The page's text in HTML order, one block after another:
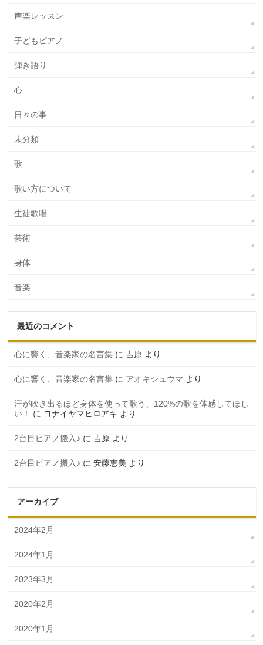
声楽レッスン
子どもピアノ
弾き語り
心
日々の事
未分類
歌
歌い方について
生徒歌唱
芸術
身体
音楽
最近のコメント
心に響く、音楽家の名言集 に吉原 より
心に響く、音楽家の名言集 に アオキシュウマ より
汗が吹き出るほど身体を使って歌う、120%の歌を体感してほし
い！
に ヨナイヤマヒロアキ より
2台目ピアノ搬入♪ に吉原 より
2台目ピアノ搬入♪ に安藤恵美 より
アーカイブ
2024年2月
2024年1月
2023年3月
2020年2月
2020年1月